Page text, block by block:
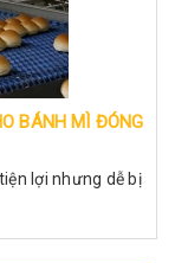
BÁNH MÌ ĐÓNG
lợi nhưng dễ bị